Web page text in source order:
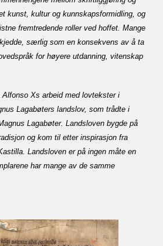
kunst, kultur og kunnskapsformidling, og
fremtredende roller ved hoffet. Mange
særlig som en konsekvens av å ta
for høyere utdanning, vitenskap
Xs arbeid med lovtekster i
Lagabøters landslov, som trådte i
Lagabøter. Landsloven bygde på
og kom til etter inspirasjon fra
Landsloven er på ingen måte en
har mange av de samme